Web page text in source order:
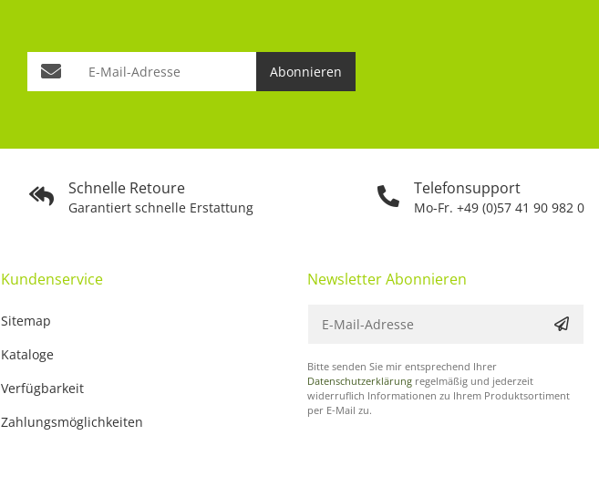
Schnelle Retoure
Garantiert schnelle Erstattung
Telefonsupport
Mo-Fr. +49 (0)57 41 90 982 0
Abonnieren
Kundenservice
Sitemap
Kataloge
Verfügbarkeit
Zahlungsmöglichkeiten
Newsletter Abonnieren
Bitte senden Sie mir entsprechend Ihrer
Datenschutzerklärung regelmäßig und jederzeit
widerruflich Informationen zu Ihrem Produktsortiment
per E-Mail zu.